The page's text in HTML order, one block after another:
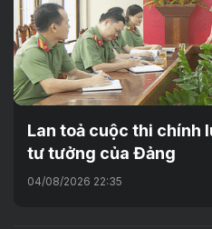
Lan toả cuộc thi chính
tư tưởng của Đảng
04/08/2026 22:35